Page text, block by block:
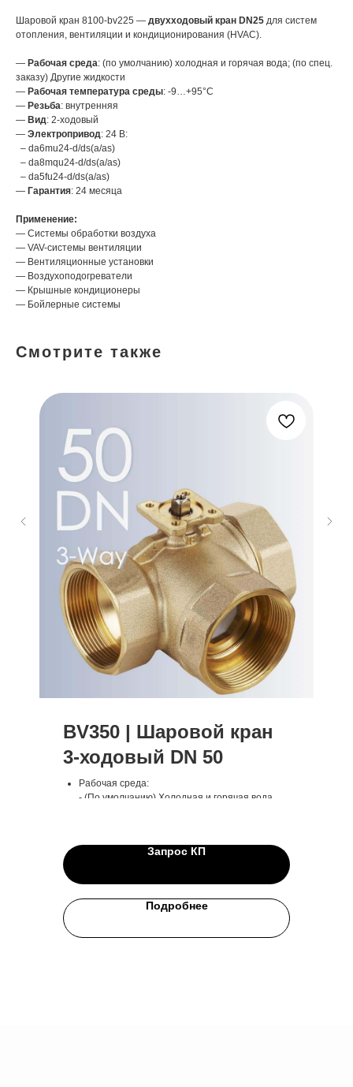
Шаровой кран 8100-bv225 — двухходовый кран DN25 для систем
отопления, вентиляции и кондиционирования (HVAC).
— Рабочая среда: (по умолчанию) холодная и горячая вода; (по спец.
заказу) Другие жидкости
— Рабочая температура среды: -9…+95°С
— Резьба: внутренняя
— Вид: 2-ходовый
— Электропривод: 24 В:
– da6mu24-d/ds(a/as)
– da8mqu24-d/ds(a/as)
– da5fu24-d/ds(a/as)
— Гарантия: 24 месяца
Применение:
— Системы обработки воздуха
— VAV-системы вентиляции
— Вентиляционные установки
— Воздухоподогреватели
— Крышные кондиционеры
— Бойлерные системы
Смотрите также
BV350 | Шаровой кран
3-ходовый DN 50
Рабочая среда:
- (По умолчанию) Холодная и горячая вода
Резьба: Внутренняя
Электропривод: 230 В
Гарантия: 24 месяца
Запрос КП
Подробнее